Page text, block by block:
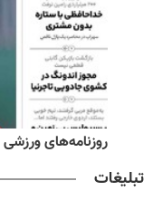
روزنامه‌های ورزشی پنج‌شنبه
تبلیغات